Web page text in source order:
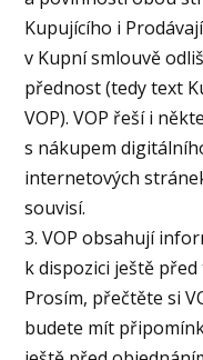
Kupujícího i
v Kupní smlouvě
přednost (tedy text
VOP). VOP řeší i
s nákupem
internetových
souvisí.
3. VOP obsahují
k dispozici ještě
Prosím, přečtěte si
budete mít